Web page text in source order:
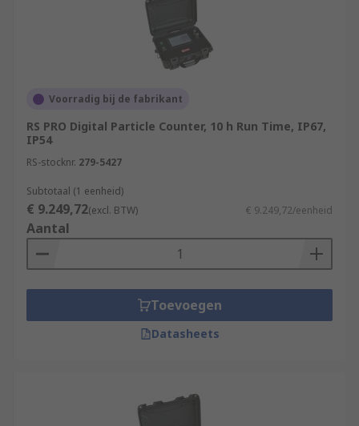
Voorradig bij de fabrikant
RS PRO Digital Particle Counter, 10 h Run Time, IP67,
IP54
RS-stocknr. 279-5427
Subtotaal (1 eenheid)
€ 9.249,72(excl. BTW) € 9.249,72/eenheid
Aantal
Toevoegen
Datasheets